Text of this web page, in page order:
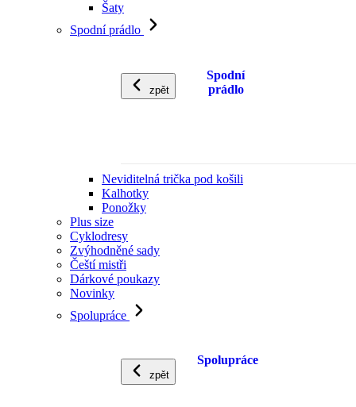
Šaty
Spodní prádlo
zpět
Spodní
prádlo
Neviditelná trička pod košili
Kalhotky
Ponožky
Plus size
Cyklodresy
Zvýhodněné sady
Čeští mistři
Dárkové poukazy
Novinky
Spolupráce
zpět
Spolupráce